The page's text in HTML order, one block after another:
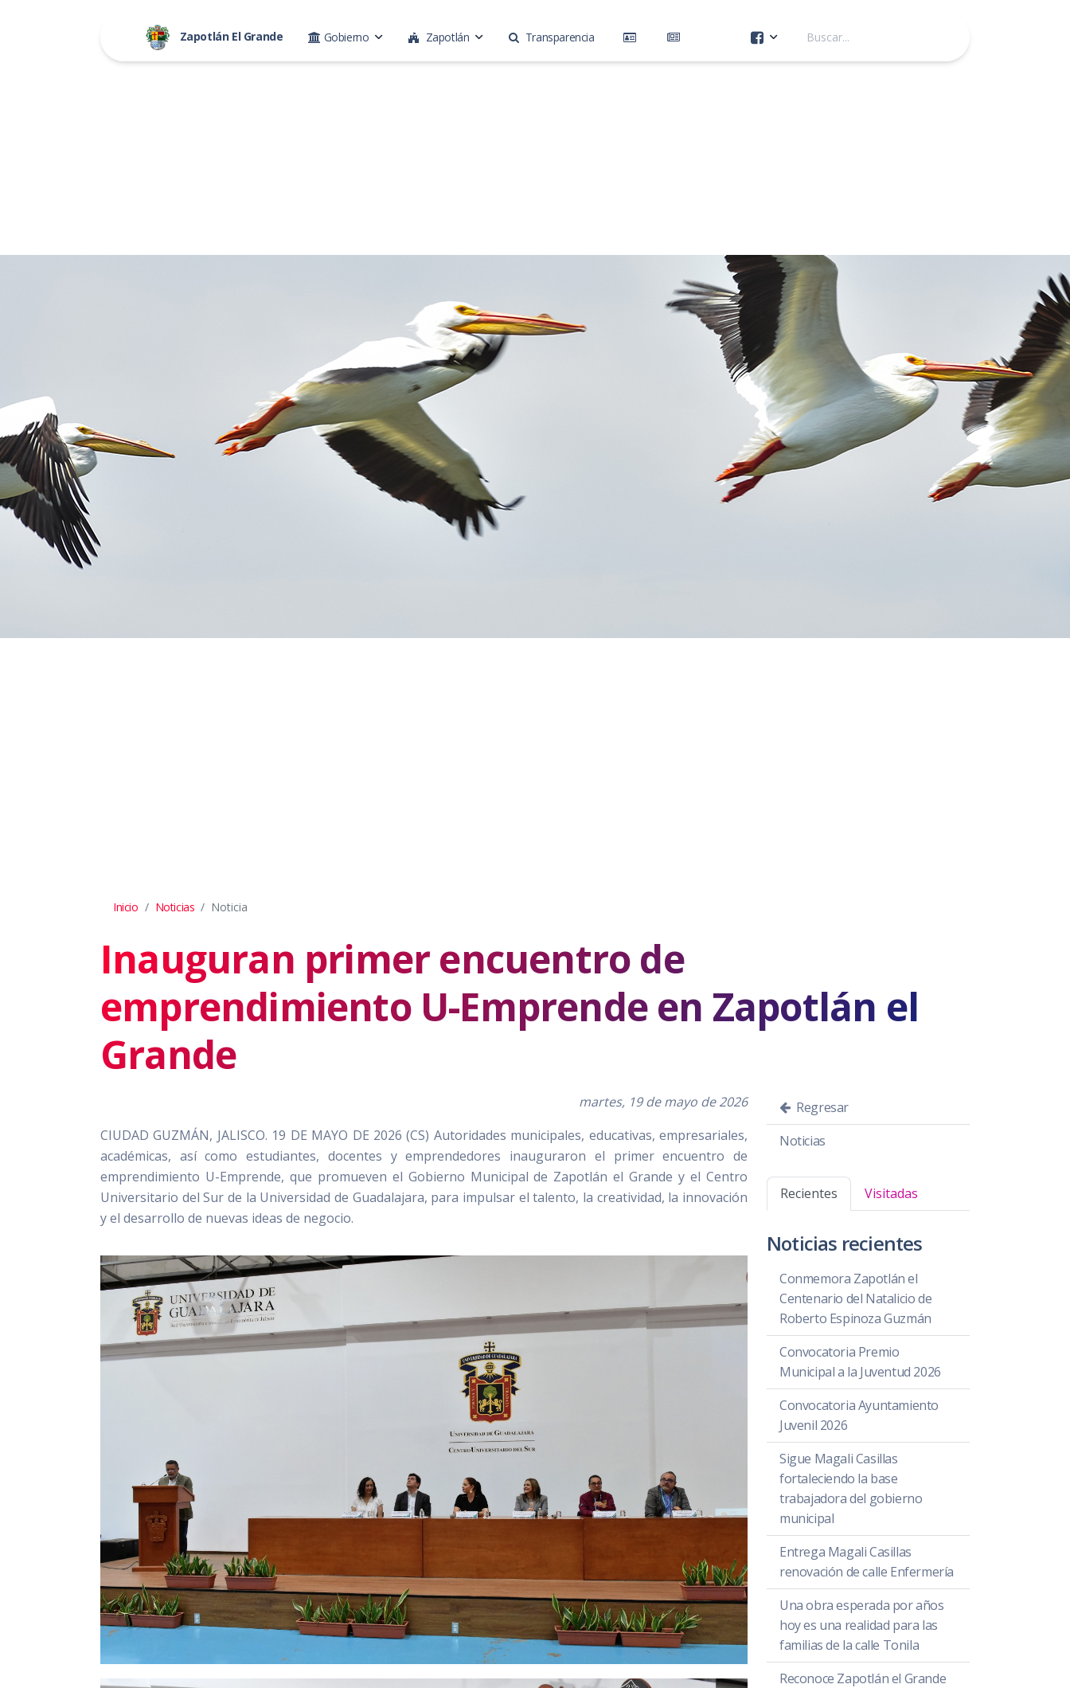
Zapotlán El Grande Gobierno Zapotlán Transparencia
Inicio Noticias Noticia
Inauguran primer encuentro de
emprendimiento U-Emprende en Zapotlán el
Grande
martes, 19 de mayo de 2026
CIUDAD GUZMÁN, JALISCO. 19 DE MAYO DE 2026 (CS) Autoridades municipales, educativas, empresariales,
académicas, así como estudiantes, docentes y emprendedores inauguraron el primer encuentro de
emprendimiento U-Emprende, que promueven el Gobierno Municipal de Zapotlán el Grande y el Centro
Universitario del Sur de la Universidad de Guadalajara, para impulsar el talento, la creatividad, la innovación
y el desarrollo de nuevas ideas de negocio.
Regresar
Noticias
Recientes Visitadas
Noticias recientes
Conmemora Zapotlán el
Centenario del Natalicio de
Roberto Espinoza Guzmán
Convocatoria Premio
Municipal a la Juventud 2026
Convocatoria Ayuntamiento
Juvenil 2026
Sigue Magali Casillas
fortaleciendo la base
trabajadora del gobierno
municipal
Entrega Magali Casillas
renovación de calle Enfermería
Una obra esperada por años
hoy es una realidad para las
familias de la calle Tonila
Reconoce Zapotlán el Grande